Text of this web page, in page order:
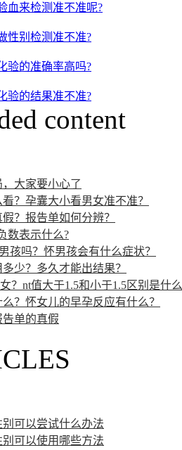
血来检测准不准呢?
性别检测准不准?
验的准确率高吗?
验的结果准不准?
content
大家要小心了
？孕囊大小看男女准不准？
？报告单如何分辨？
数表示什么?
孩吗？怀男孩会有什么症状？
少？多久才能出结果？
？nt值大于1.5和小于1.5区别是什
？怀女儿的早孕反应有什么？
单的真假
可以尝试什么办法
可以使用哪些方法